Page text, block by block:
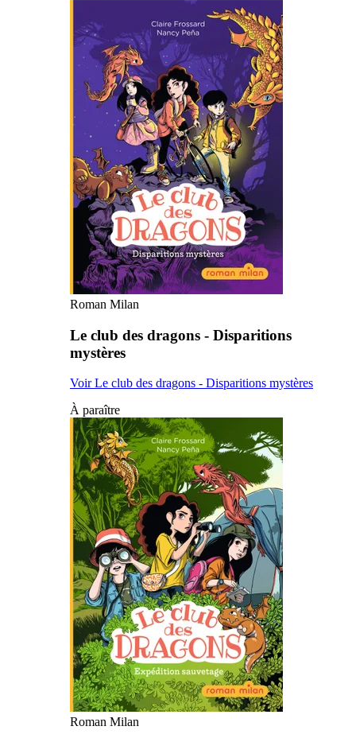
Roman Milan
Le club des dragons - Disparitions
mystères
Voir Le club des dragons - Disparitions mystères
À paraître
Roman Milan